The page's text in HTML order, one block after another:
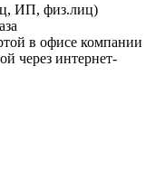
ИП, физ.лиц)
в офисе компании
через интернет-